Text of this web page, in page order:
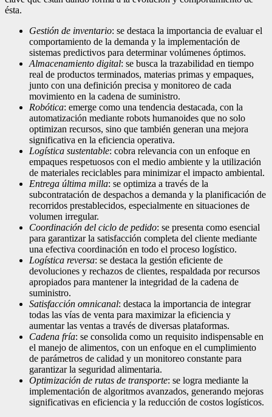
ésta.
Gestión de inventario: se destaca la importancia de evaluar el
comportamiento de la demanda y la implementación de
sistemas predictivos para determinar volúmenes óptimos.
Almacenamiento digital: se busca la trazabilidad en tiempo
real de productos terminados, materias primas y empaques,
junto con una definición precisa y monitoreo de cada
movimiento en la cadena de suministro.
Robótica: emerge como una tendencia destacada, con la
automatización mediante robots humanoides que no solo
optimizan recursos, sino que también generan una mejora
significativa en la eficiencia operativa.
Logística sustentable: cobra relevancia con un enfoque en
empaques respetuosos con el medio ambiente y la utilización
de materiales reciclables para minimizar el impacto ambiental.
Entrega última milla: se optimiza a través de la
subcontratación de despachos a demanda y la planificación de
recorridos prestablecidos, especialmente en situaciones de
volumen irregular.
Coordinación del ciclo de pedido: se presenta como esencial
para garantizar la satisfacción completa del cliente mediante
una efectiva coordinación en todo el proceso logístico.
Logística reversa: se destaca la gestión eficiente de
devoluciones y rechazos de clientes, respaldada por recursos
apropiados para mantener la integridad de la cadena de
suministro.
Satisfacción omnicanal: destaca la importancia de integrar
todas las vías de venta para maximizar la eficiencia y
aumentar las ventas a través de diversas plataformas.
Cadena fría: se consolida como un requisito indispensable en
el manejo de alimentos, con un enfoque en el cumplimiento
de parámetros de calidad y un monitoreo constante para
garantizar la seguridad alimentaria.
Optimización de rutas de transporte: se logra mediante la
implementación de algoritmos avanzados, generando mejoras
significativas en eficiencia y la reducción de costos logísticos.